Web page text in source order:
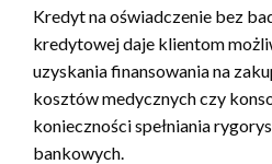
Kredyt na oświadczenie bez
kredytowej daje klientom
uzyskania finansowania na
kosztów medycznych czy
konieczności spełniania
bankowych.